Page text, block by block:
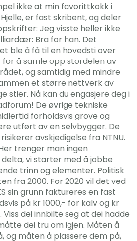
ikke at min favorittkokk i
er fast skribent, og deler
Jeg visste heller ikke
Bra for han. Det
ble å få til en hovedsti over
for å samle opp stordelen av
og samtidig med mindre
et større nettverk av
Nå kan du engasjere deg i
De øvrige tekniske
forholdsvis grove og
utført av en selvbygger. De
avskjedigelse fra NTNU.
trenger man ingen
vi starter med å jobbe
trinn og elementer. Politisk
fra 2000. For 2020 vil det ved
sin grunn faktureres en fast
på kr 1000,- for kalv og kr
dei innbilte seg at dei hadde
dei tru om igjen. Måten å
og måten å plassere dem på,